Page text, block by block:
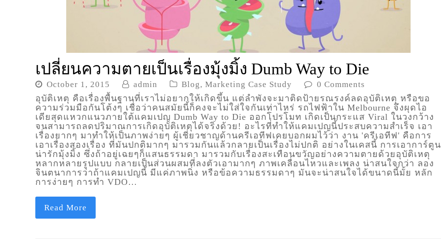
เปลี่ยนความตายเป็นเรื่องมุ้งมิ้ง Dumb Way to Die
October 1, 2015 admin Blog, Marketing Case Study 0 Comments
อุบัติเหตุ คือเรื่องพื้นฐานที่เราไม่อยากให้เกิดขึ้น แต่ลำพังจะมาติดป้ายรณรงค์ลดอุบัติเหตุ หรือขอ
ความร่วมมือกันโต้งๆ เชื่อว่าคนสมัยนี้ก็คงจะไม่ใส่ใจกันเท่าไหร่ รถไฟฟ้าใน Melbourne จึงผุดไอ
เดียสุดแหวกแนวภายใต้แคมเปญ Dumb Way to Die ออกโปรโมท เกิดเป็นกระแส Viral ในวงกว้าง
จนสามารถลดปริมาณการเกิดอุบัติเหตุได้จริงด้วย! อะไรที่ทำให้แคมเปญนี้ประสบความสำเร็จ เอา
เรื่องยากๆ มาทำให้เป็นภาพง่ายๆ ผู้เชี่ยวชาญด้านครีเอทีฟเคยบอกผมไว้ว่า งาน 'ครีเอทีฟ' คือการ
เอาเรื่องสองเรื่อง ที่มันปกติมากๆ มารวมกันแล้วกลายเป็นเรื่องไม่ปกติ อย่างในเคสนี้ การเอาการ์ตูน
น่ารักมุ้งมิ้ง ซึ่งถ้าอยู่เฉยๆก็แสนธรรมดา มารวมกับเรื่องสะเทือนขวัญอย่างความตายด้วยอุบัติเหตุ
หลากหลายรูปแบบ กลายเป็นส่วนผสมที่ลงตัวเอามากๆ ภาพเคลื่อนไหวและเพลง น่าสนใจกว่า ลอง
จินตนาการว่าถ้าแคมเปญนี้ มีแค่ภาพนิ่ง หรือข้อความธรรมดาๆ มันจะน่าสนใจได้ขนาดนี้มั้ย หลัก
การง่ายๆ การทำ VDO…
Read More